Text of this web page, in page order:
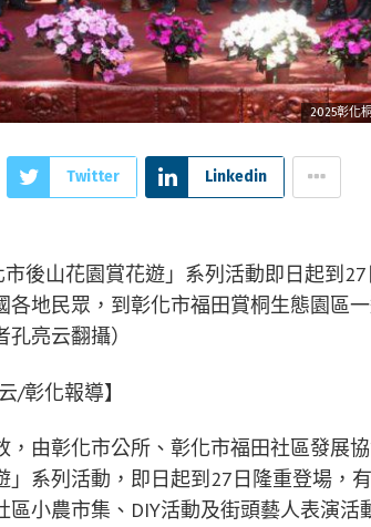
2025彰化
Twitter Linkedin
後山花園賞花遊」系列活動即日起到
各地民眾，到彰化市福田賞桐生態園區
亮云翻攝）
/彰化報導】
，由彰化市公所、彰化市福田社區發展
」系列活動，即日起到27日隆重登場，
區小農市集、DIY活動及街頭藝人表演